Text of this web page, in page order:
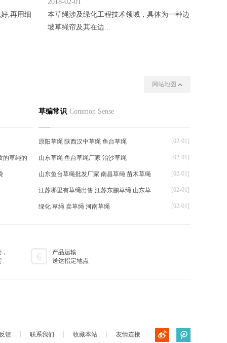
,再用细
2018-02-01
本草绳涉及绿化工程技术领域，具体为一种边
坡草绳帘及其在边...
网站地图
的草绳的
草编常识 Common Sense
[02-01]
原阳草绳 陕西汉中草绳 鱼台草绳
[02-01]
山东草绳 鱼台草绳厂家 治沙草绳
[02-01]
山东鱼台草绳批发厂家 南昌草绳 苗木草绳
[02-01]
江苏哪里有草绳出售 江苏东鹏草绳 山东草
[02-01]
绿化 草绳 卖草绳 河南草绳
产品运输
送达指定地点
馈 联系我们 收藏本站 友情连接